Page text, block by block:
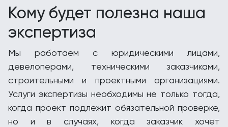
Кому будет полезна наша
экспертиза
Мы работаем с юридическими лицами,
девелоперами, техническими заказчиками,
строительными и проектными организациями.
Услуги экспертизы необходимы не только тогда,
когда проект подлежит обязательной проверке,
но и в случаях, когда заказчик хочет